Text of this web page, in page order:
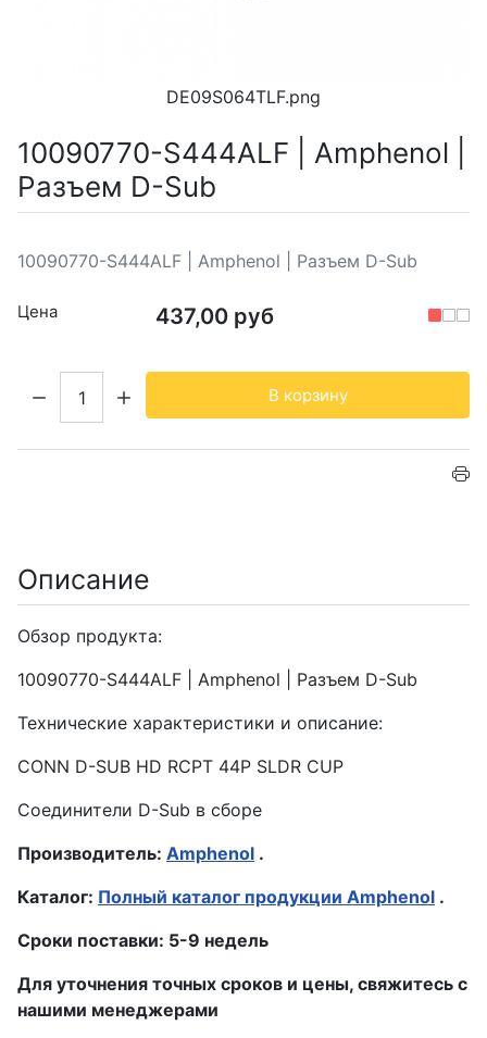
DE09S064TLF.png
10090770-S444ALF | Amphenol |
Разъем D-Sub
10090770-S444ALF | Amphenol | Разъем D-Sub
Цена 437,00 руб
В корзину
Описание
Обзор продукта:
10090770-S444ALF | Amphenol | Разъем D-Sub
Технические характеристики и описание:
CONN D-SUB HD RCPT 44P SLDR CUP
Соединители D-Sub в сборе
Производитель: Amphenol .
Каталог: Полный каталог продукции Amphenol .
Сроки поставки: 5-9 недель
Для уточнения точных сроков и цены, свяжитесь с
нашими менеджерами